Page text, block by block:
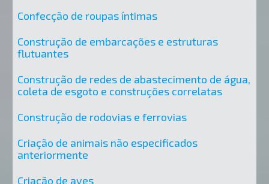
Confecção de roupas íntimas
Construção de embarcações e estruturas
flutuantes
Construção de redes de abastecimento de água,
coleta de esgoto e construções correlatas
Construção de rodovias e ferrovias
Criação de animais não especificados
anteriormente
Criação de aves